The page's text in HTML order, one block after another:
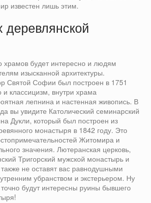
известен лишь этим.
деревлянской
храмов будет интересно и людям
изысканной архитектуры.
Святой Софии был построен в 1751
и классицизм, внутри храма
лепнина и настенная живопись. В
вы увидите Католический семинарский
Дукли, который был построен из
монастыря в 1842 году. Это
Житомира и
значения. Лютеранская церковь,
Тригорский мужской монастырь и
не оставят вас равнодушными
убранством и экстерьером. Ну
будут интересны руины бывшего